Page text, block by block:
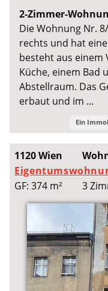
2-Zimmer-
Die Wohnung Nr.
rechts und hat
besteht aus einem
Küche, einem Bad
Abstellraum. Das
erbaut und im ...
Ein
1120 Wien
GF: 374 m²
3